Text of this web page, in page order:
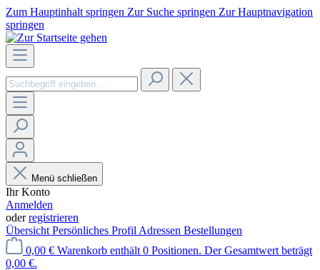
Zum Hauptinhalt springen Zur Suche springen Zur Hauptnavigation
springen
Menü schließen
Ihr Konto
Anmelden
oderregistrieren
Übersicht Persönliches Profil Adressen Bestellungen
0,00 € Warenkorb enthält 0 Positionen. Der Gesamtwert beträgt
0,00 €.